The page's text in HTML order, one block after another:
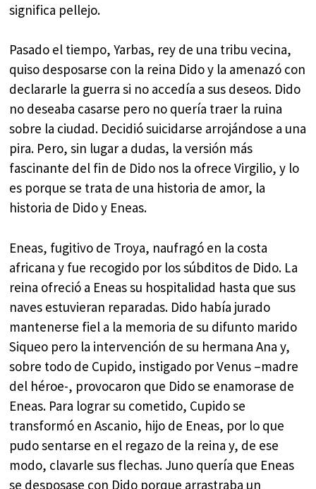
significa pellejo.
Pasado el tiempo, Yarbas, rey de una tribu vecina,
quiso desposarse con la reina Dido y la amenazó con
declararle la guerra si no accedía a sus deseos. Dido
no deseaba casarse pero no quería traer la ruina
sobre la ciudad. Decidió suicidarse arrojándose a una
pira. Pero, sin lugar a dudas, la versión más
fascinante del fin de Dido nos la ofrece Virgilio, y lo
es porque se trata de una historia de amor, la
historia de Dido y Eneas.
Eneas, fugitivo de Troya, naufragó en la costa
africana y fue recogido por los súbditos de Dido. La
reina ofreció a Eneas su hospitalidad hasta que sus
naves estuvieran reparadas. Dido había jurado
mantenerse fiel a la memoria de su difunto marido
Siqueo pero la intervención de su hermana Ana y,
sobre todo de Cupido, instigado por Venus –madre
del héroe-, provocaron que Dido se enamorase de
Eneas. Para lograr su cometido, Cupido se
transformó en Ascanio, hijo de Eneas, por lo que
pudo sentarse en el regazo de la reina y, de ese
modo, clavarle sus flechas. Juno quería que Eneas
se desposase con Dido porque arrastraba un